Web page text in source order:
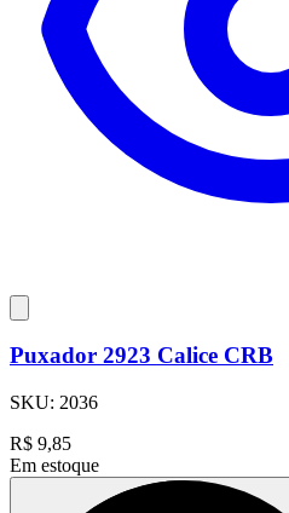
Puxador 2923 Calice CRB
SKU: 2036
R$ 9,85
Em estoque